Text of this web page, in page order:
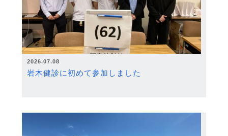
2026.07.08
岩木健診に初めて参加しました